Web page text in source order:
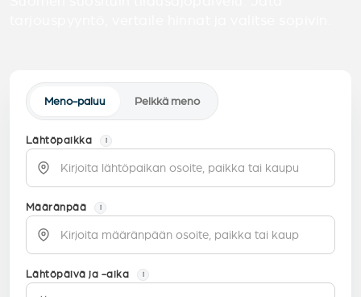
Meno-paluu Pelkkä meno
Lähtöpaikka i
Määränpää i
Lähtöpäivä ja -aika i